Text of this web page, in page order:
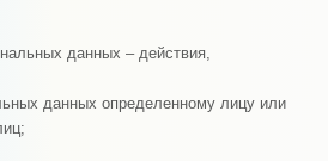
данных – действия,
данных определенному лицу или